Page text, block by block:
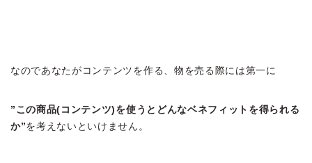
なのであなたがコンテンツを作る、物を売る際には第一に
”この商品(コンテンツ)を使うとどんなベネフィットを得られる
か”を考えないといけません。